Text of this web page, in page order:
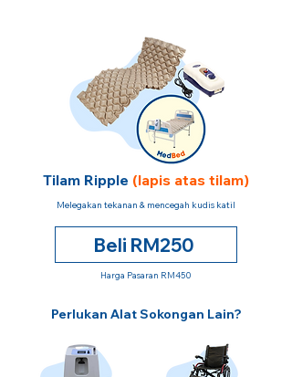
Tilam Ripple (lapis atas tilam)
Melegakan tekanan & mencegah kudis katil
Beli RM250
Harga Pasaran RM450
Perlukan Alat Sokongan Lain?